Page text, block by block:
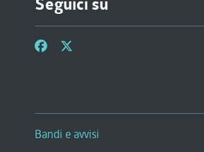
Seguici su
Bandi e avvisi